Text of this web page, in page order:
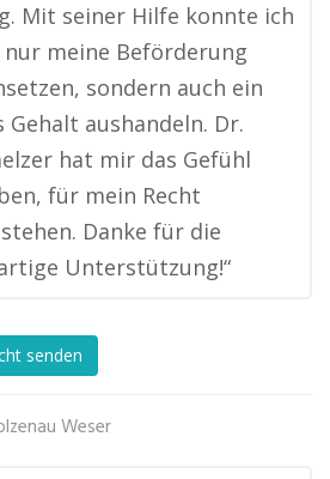
Mit seiner Hilfe konnte ich
meine Beförderung
sondern auch ein
Gehalt aushandeln. Dr.
hat mir das Gefühl
für mein Recht
Danke für die
Unterstützung!“
senden
Weser